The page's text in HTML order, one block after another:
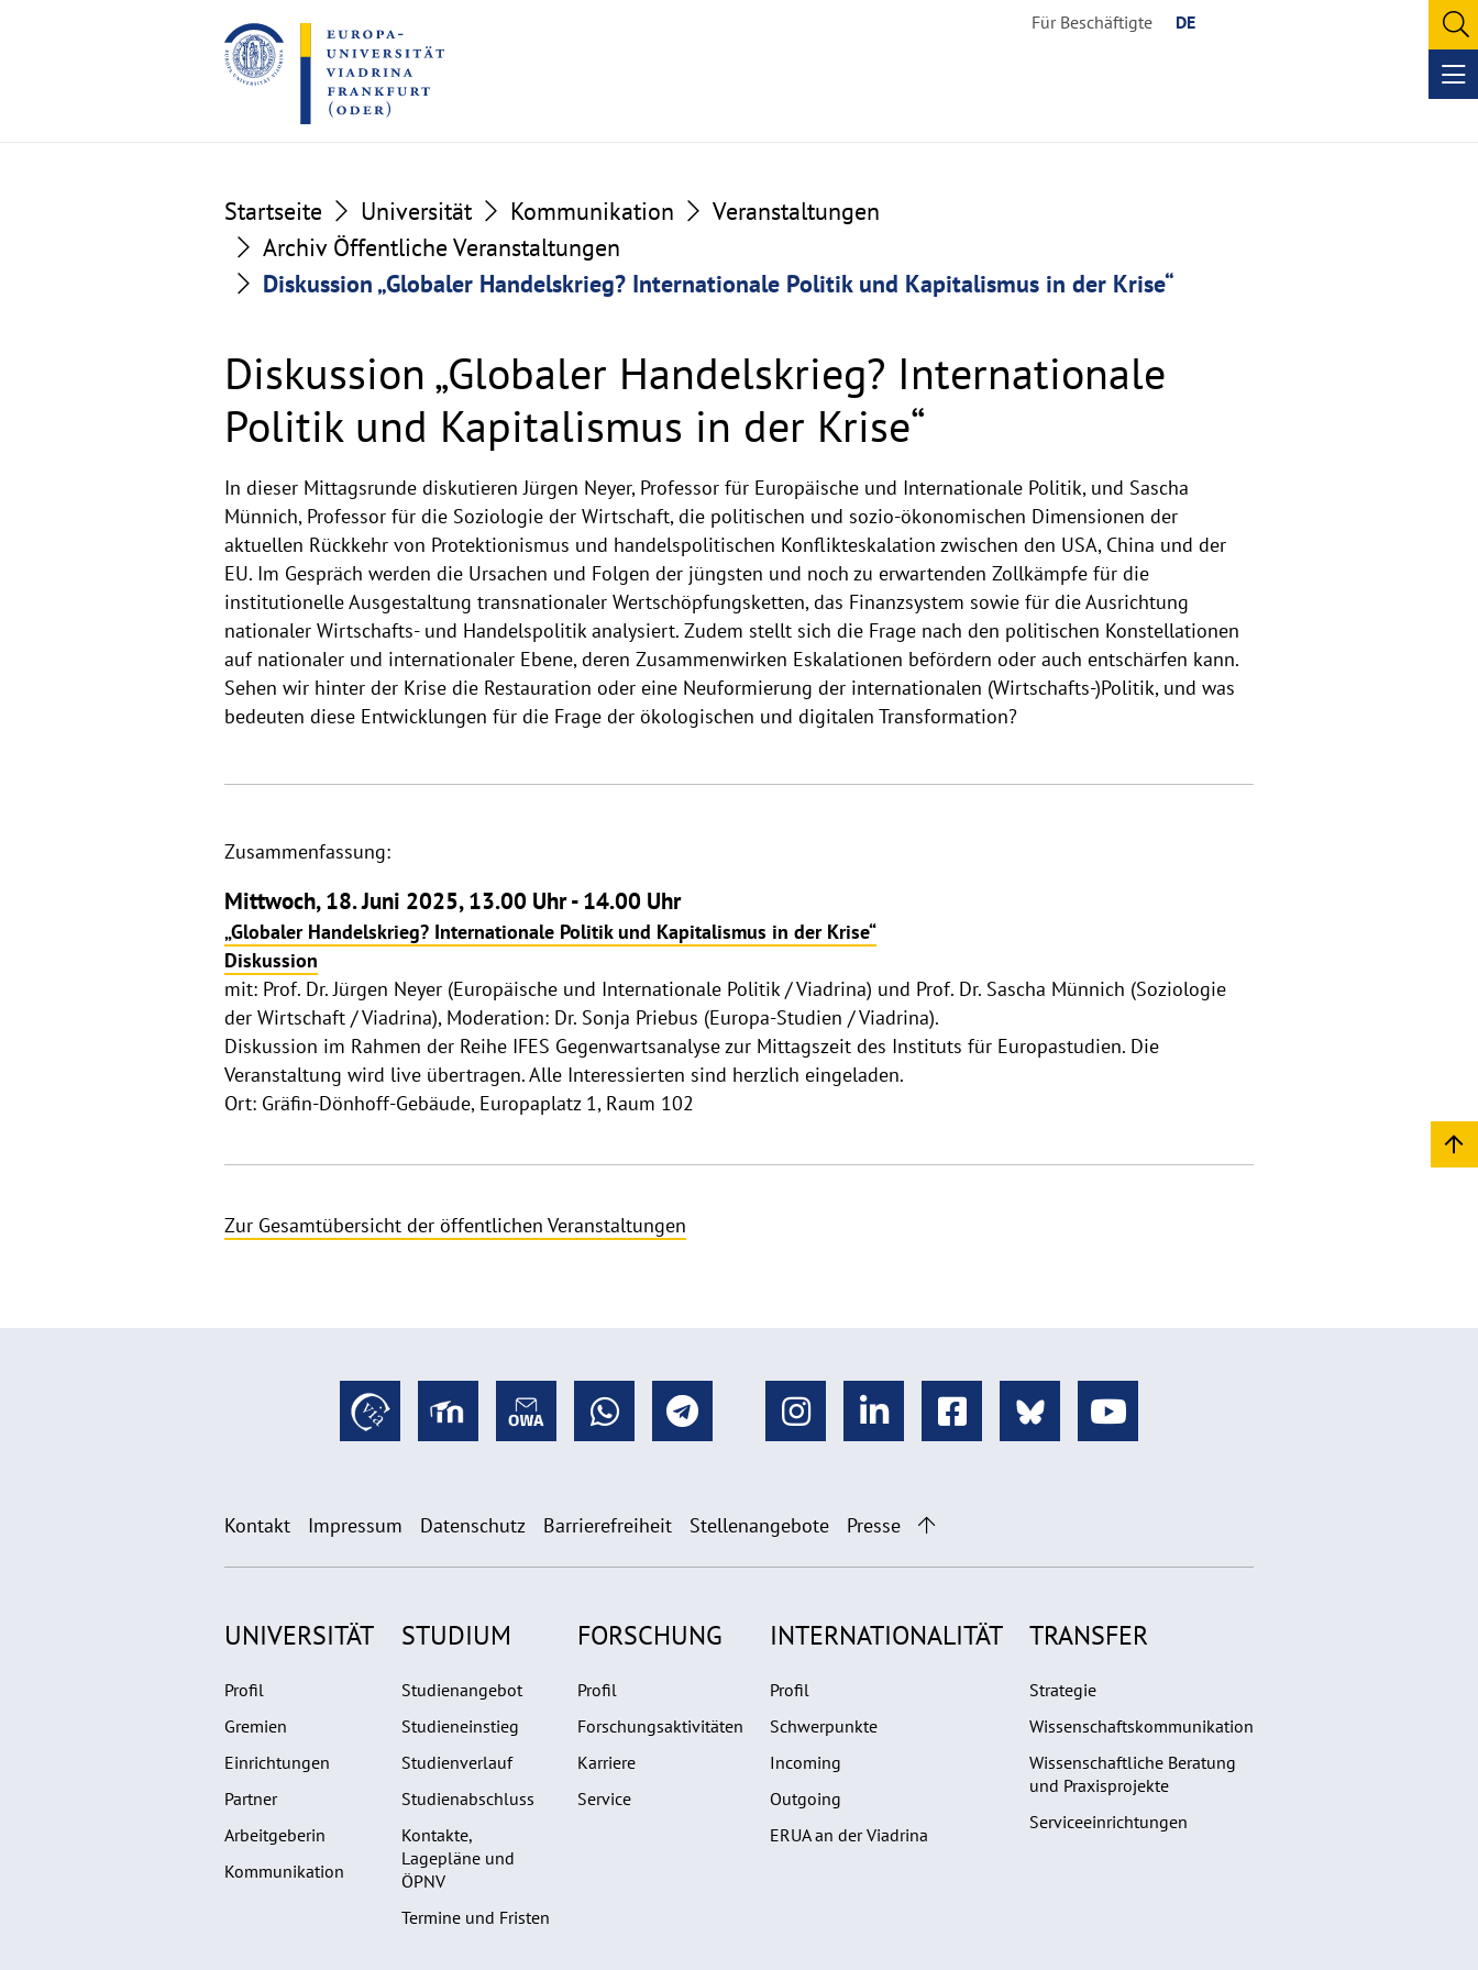
to
the
content
to
the
footer
Für Beschäftigte DE
Startseite Universität Kommunikation
Veranstaltungen
Archiv Öffentliche Veranstaltungen
Diskussion „Globaler Handelskrieg? Internationale Politik und Kapitalismus in der Krise“
Diskussion „Globaler Handelskrieg? Internationale
Politik und Kapitalismus in der Krise“
In dieser Mittagsrunde diskutieren Jürgen Neyer, Professor für Europäische und Internationale Politik, und Sascha
Münnich, Professor für die Soziologie der Wirtschaft, die politischen und sozio-ökonomischen Dimensionen der
aktuellen Rückkehr von Protektionismus und handelspolitischen Konflikteskalation zwischen den USA, China und der
EU. Im Gespräch werden die Ursachen und Folgen der jüngsten und noch zu erwartenden Zollkämpfe für die
institutionelle Ausgestaltung transnationaler Wertschöpfungsketten, das Finanzsystem sowie für die Ausrichtung
nationaler Wirtschafts- und Handelspolitik analysiert. Zudem stellt sich die Frage nach den politischen Konstellationen
auf nationaler und internationaler Ebene, deren Zusammenwirken Eskalationen befördern oder auch entschärfen kann.
Sehen wir hinter der Krise die Restauration oder eine Neuformierung der internationalen (Wirtschafts-)Politik, und was
bedeuten diese Entwicklungen für die Frage der ökologischen und digitalen Transformation?
Zusammenfassung:
Mittwoch, 18. Juni 2025, 13.00 Uhr - 14.00 Uhr
„Globaler Handelskrieg? Internationale Politik und Kapitalismus in der Krise“
Diskussion
mit: Prof. Dr. Jürgen Neyer (Europäische und Internationale Politik / Viadrina) und Prof. Dr. Sascha Münnich (Soziologie
der Wirtschaft / Viadrina), Moderation: Dr. Sonja Priebus (Europa-Studien / Viadrina).
Diskussion im Rahmen der Reihe IFES Gegenwartsanalyse zur Mittagszeit des Instituts für Europastudien. Die
Veranstaltung wird live übertragen. Alle Interessierten sind herzlich eingeladen.
Ort: Gräfin-Dönhoff-Gebäude, Europaplatz 1, Raum 102
Zur Gesamtübersicht der öffentlichen Veranstaltungen
Kontakt Impressum Datenschutz Barrierefreiheit Stellenangebote Presse
UNIVERSITÄT
Profil
Gremien
Einrichtungen
Partner
Arbeitgeberin
Kommunikation
STUDIUM
Studienangebot
Studieneinstieg
Studienverlauf
Studienabschluss
Kontakte,
Lagepläne und
ÖPNV
Termine und Fristen
FORSCHUNG
Profil
Forschungsaktivitäten
Karriere
Service
INTERNATIONALITÄT
Profil
Schwerpunkte
Incoming
Outgoing
ERUA an der Viadrina
TRANSFER
Strategie
Wissenschaftskommunikation
Wissenschaftliche Beratung
und Praxisprojekte
Serviceeinrichtungen